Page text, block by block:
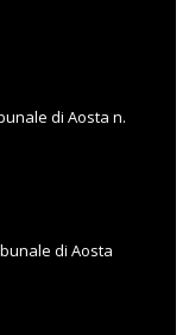
di Aosta n.
di Aosta